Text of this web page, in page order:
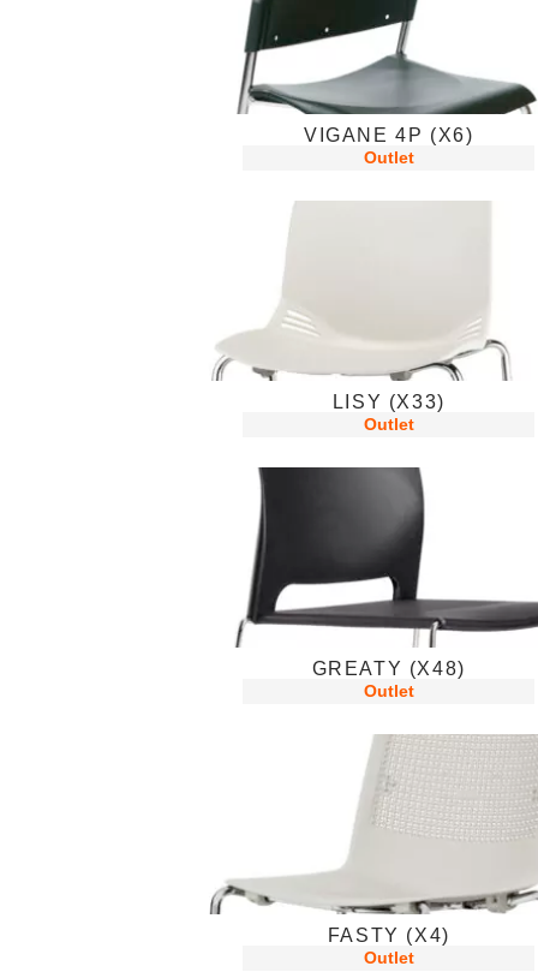
VIGANE 4P (X6)
Outlet
LISY (X33)
Outlet
GREATY (X48)
Outlet
FASTY (X4)
Outlet